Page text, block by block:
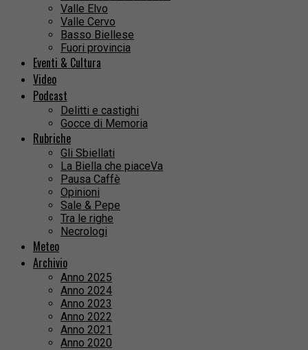
Valle Elvo
Valle Cervo
Basso Biellese
Fuori provincia
Eventi & Cultura
Video
Podcast
Delitti e castighi
Gocce di Memoria
Rubriche
Gli Sbiellati
La Biella che piaceVa
Pausa Caffè
Opinioni
Sale & Pepe
Tra le righe
Necrologi
Meteo
Archivio
Anno 2025
Anno 2024
Anno 2023
Anno 2022
Anno 2021
Anno 2020